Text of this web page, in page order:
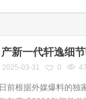
产新一代轩逸细
2025-03-31 0
前根据外媒爆料的独